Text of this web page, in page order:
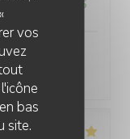
vos
bas
site.
Qualité / Prix /5
très bons